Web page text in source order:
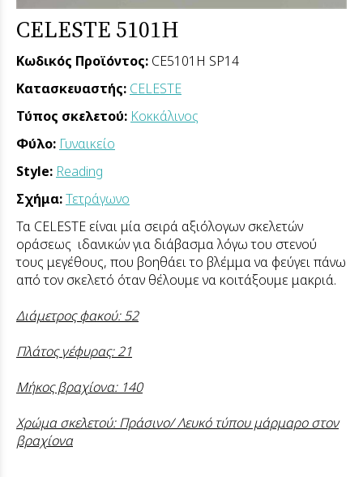
CELESTE 5101H
Κωδικός Προϊόντος: CE5101H SP14
Κατασκευαστής: CELESTE
Τύπος σκελετού: Κοκκάλινος
Φύλο: Γυναικείο
Style: Reading
Σχήμα:Τετράγωνο
Τα CELESTE είναι μία σειρά αξιόλογων σκελετών
οράσεως ιδανικών για διάβασμα λόγω του στενού
τους μεγέθους, που βοηθάει το βλέμμα να φεύγει πάνω
από τον σκελετό όταν θέλουμε να κοιτάξουμε μακριά.
Διάμετρος φακού: 52
Πλάτος γέφυρας: 21
Μήκος βραχίονα: 140
Χρώμα σκελετού: Πράσινο/ Λευκό τύπου μάρμαρο στον
βραχίονα